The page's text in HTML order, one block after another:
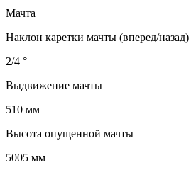
Мачта
Наклон каретки мачты (вперед/назад)
2/4 °
Выдвижение мачты
510 мм
Высота опущенной мачты
5005 мм